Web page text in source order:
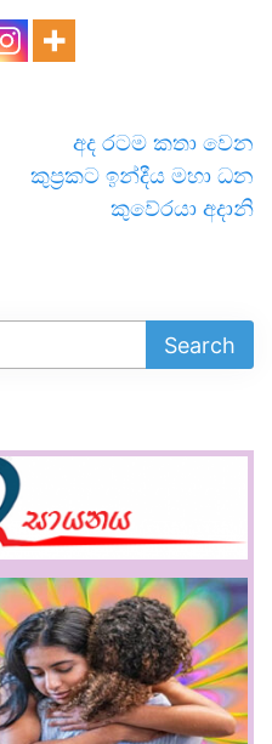
අද රටම කතා වෙන
කුප්‍රකට ඉන්දීය මහා ධන
කුවේරයා අදානි